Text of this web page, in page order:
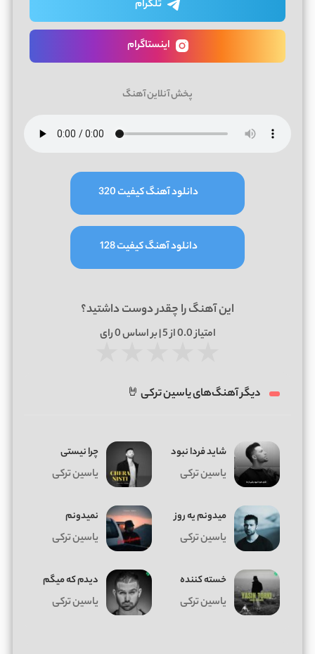
تلگرام
اینستاگرام
پخش آنلاین آهنگ
دانلود آهنگ کیفیت 320
دانلود آهنگ کیفیت 128
این آهنگ را چقدر دوست داشتید؟
امتیاز0.0از 5 | بر اساس 0رای
دیگر آهنگ‌های یاسین ترکی 🤘
شاید فردا نبود
یاسین ترکی
چرا نیستی
یاسین ترکی
میدونم یه روز
یاسین ترکی
نمیدونم
یاسین ترکی
خسته کننده
یاسین ترکی
دیدم که میگم
یاسین ترکی